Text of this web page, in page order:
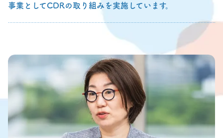
事業としてCDRの取り組みを実施しています。